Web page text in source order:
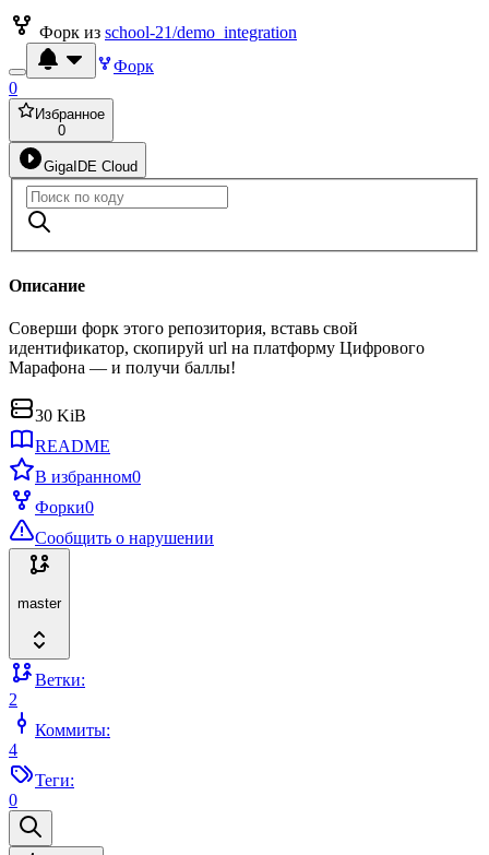
Форк из school-21/demo_integration
Форк
0
Избранное
0
GigaIDE Cloud
Описание
Соверши форк этого репозитория, вставь свой
идентификатор, скопируй url на платформу Цифрового
Марафона — и получи баллы!
30 KiB
README
В избранном0
Форки0
Сообщить о нарушении
master
Ветки:
2
Коммиты:
4
Теги:
0